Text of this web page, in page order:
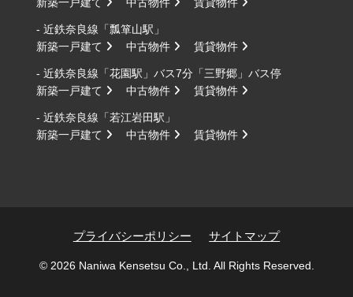
- 近鉄奈良線「瓢箪山駅」
新築一戸建て
中古物件 賃貸物件
- 近鉄奈良線「花園駅」バス7分「三野郷」バス停
新築一戸建て
中古物件 賃貸物件
- 近鉄奈良線「若江岩田駅」
新築一戸建て
中古物件 賃貸物件
プライバシーポリシー サイトマップ
© 2026 Naniwa Kensetsu Co., Ltd. All Rights Reserved.